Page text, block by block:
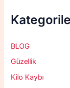
BLOG
Güzellik
Kilo Kaybı